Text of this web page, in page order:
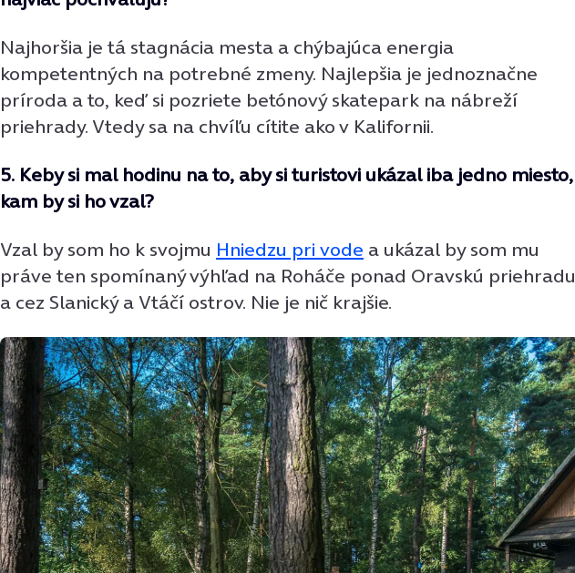
Najhoršia je tá stagnácia mesta a chýbajúca energia
kompetentných na potrebné zmeny. Najlepšia je jednoznačne
príroda a to, keď si pozriete betónový skatepark na nábreží
priehrady. Vtedy sa na chvíľu cítite ako v Kalifornii.
5. Keby si mal hodinu na to, aby si turistovi ukázal iba jedno miesto,
kam by si ho vzal?
Vzal by som ho k svojmu Hniedzu pri vode a ukázal by som mu
práve ten spomínaný výhľad na Roháče ponad Oravskú priehradu
a cez Slanický a Vtáčí ostrov. Nie je nič krajšie.